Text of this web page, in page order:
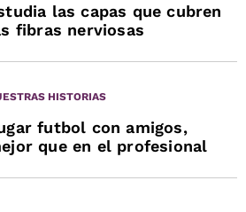
las capas que cubren
fibras nerviosas
HISTORIAS
futbol con amigos,
que en el profesional